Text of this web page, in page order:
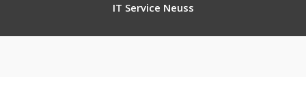
IT Service Neuss